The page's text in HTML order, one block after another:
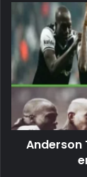
Anderson